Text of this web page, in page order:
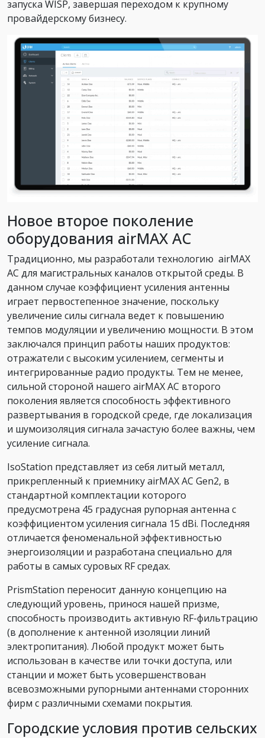
запуска WISP, завершая переходом к крупному
провайдерскому бизнесу.
Новое второе поколение
оборудования airMAX AC
Традиционно, мы разработали технологию airMAX
AC для магистральных каналов открытой среды. В
данном случае коэффициент усиления антенны
играет первостепенное значение, поскольку
увеличение силы сигнала ведет к повышению
темпов модуляции и увеличению мощности. В этом
заключался принцип работы наших продуктов:
отражатели с высоким усилением, сегменты и
интегрированные радио продукты. Тем не менее,
сильной стороной нашего airMAX AC второго
поколения является способность эффективного
развертывания в городской среде, где локализация
и шумоизоляция сигнала зачастую более важны, чем
усиление сигнала.
IsoStation представляет из себя литый металл,
прикрепленный к приемнику airMAX AC Gen2, в
стандартной комплектации которого
предусмотрена 45 градусная рупорная антенна с
коэффициентом усиления сигнала 15 dBi. Последняя
отличается феноменальной эффективностью
энергоизоляции и разработана специально для
работы в самых суровых RF средах.
PrismStation переносит данную концепцию на
следующий уровень, принося нашей призме,
способность производить активную RF-фильтрацию
(в дополнение к антенной изоляции линий
электропитания). Любой продукт может быть
использован в качестве или точки доступа, или
станции и может быть усовершенствован
всевозможными рупорными антеннами сторонних
фирм с различными схемами покрытия.
Городские условия против сельских